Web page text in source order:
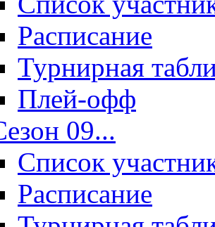
Расписание
Турнирная
Плей-офф
09...
Список
Расписание